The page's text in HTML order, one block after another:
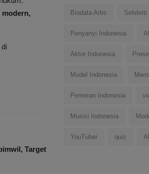
Target
Biodata Artis Selebriti
Penyanyi Indonesia
Aktor Indonesia
Model Indonesia
Pemeran Indonesia
Musisi Indonesia
YouTuber quiz